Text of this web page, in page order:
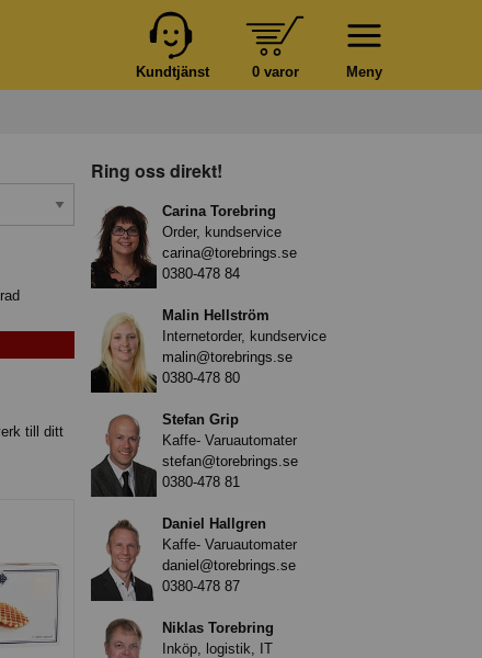
Meny
0 varor
Kundtjänst
till ditt
Ring oss direkt!
Carina Torebring
Order, kundservice
carina@torebrings.se
0380-478 84
Malin Hellström
Internetorder, kundservice
malin@torebrings.se
0380-478 80
Stefan Grip
Kaffe- Varuautomater
stefan@torebrings.se
0380-478 81
Daniel Hallgren
Kaffe- Varuautomater
daniel@torebrings.se
0380-478 87
Niklas Torebring
Inköp, logistik, IT